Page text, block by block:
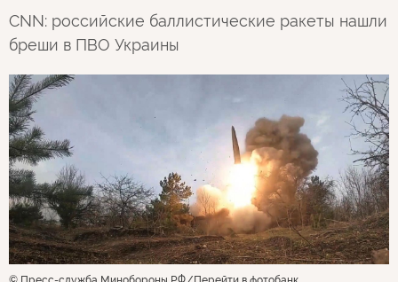
CNN: российские баллистические ракеты нашли
бреши в ПВО Украины